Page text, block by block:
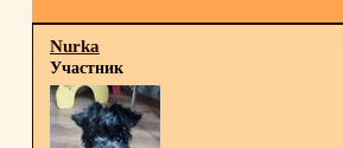
Nurka
Участник